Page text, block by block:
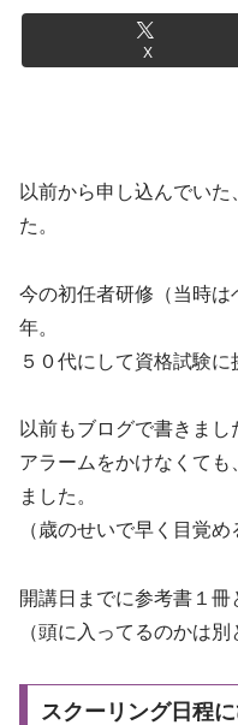
X
以前から申し込んでい
た。
今の初任者研修（当時は
年。
５０代にして資格試験に
以前もブログで書きまし
アラームをかけなくても
ました。
（歳のせいで早く目覚
開講日までに参考書１冊
（頭に入ってるのかは別
スクーリング日程